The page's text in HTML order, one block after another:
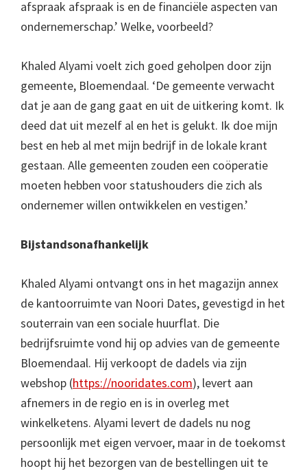
afspraak afspraak is en de financiële aspecten van
ondernemerschap.’ Welke, voorbeeld?
Khaled Alyami voelt zich goed geholpen door zijn
gemeente, Bloemendaal. ‘De gemeente verwacht
dat je aan de gang gaat en uit de uitkering komt. Ik
deed dat uit mezelf al en het is gelukt. Ik doe mijn
best en heb al met mijn bedrijf in de lokale krant
gestaan. Alle gemeenten zouden een coöperatie
moeten hebben voor statushouders die zich als
ondernemer willen ontwikkelen en vestigen.’
Bijstandsonafhankelijk
Khaled Alyami ontvangt ons in het magazijn annex
de kantoorruimte van Noori Dates, gevestigd in het
souterrain van een sociale huurflat. Die
bedrijfsruimte vond hij op advies van de gemeente
Bloemendaal. Hij verkoopt de dadels via zijn
webshop (https://nooridates.com), levert aan
afnemers in de regio en is in overleg met
winkelketens. Alyami levert de dadels nu nog
persoonlijk met eigen vervoer, maar in de toekomst
hoopt hij het bezorgen van de bestellingen uit te